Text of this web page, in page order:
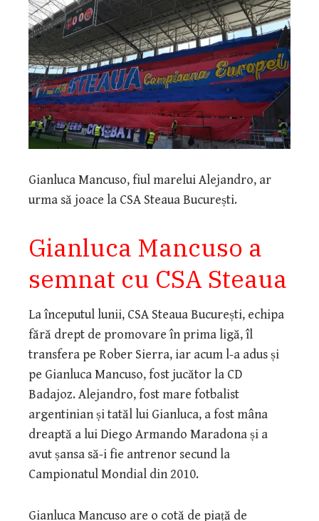
Gianluca Mancuso, fiul marelui Alejandro, ar
urma să joace la CSA Steaua București.
Gianluca Mancuso a
semnat cu CSA Steaua
La începutul lunii, CSA Steaua București, echipa
fără drept de promovare în prima ligă, îl
transfera pe Rober Sierra, iar acum l-a adus și
pe Gianluca Mancuso, fost jucător la CD
Badajoz. Alejandro, fost mare fotbalist
argentinian și tatăl lui Gianluca, a fost mâna
dreaptă a lui Diego Armando Maradona și a
avut șansa să-i fie antrenor secund la
Campionatul Mondial din 2010.
Gianluca Mancuso are o cotă de piață de